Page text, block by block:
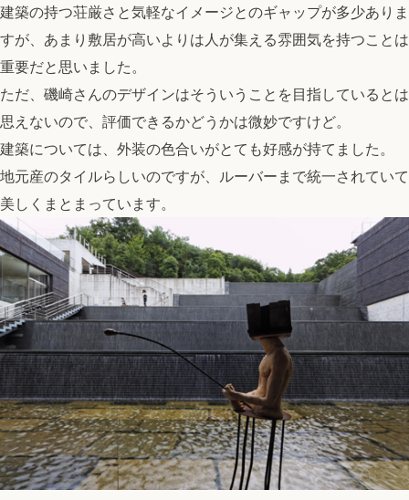
建築の持つ荘厳さと気軽なイメージとのギャップが多少ありま
すが、あまり敷居が高いよりは人が集える雰囲気を持つことは
重要だと思いました。
ただ、磯崎さんのデザインはそういうことを目指しているとは
思えないので、評価できるかどうかは微妙ですけど。
建築については、外装の色合いがとても好感が持てました。
地元産のタイルらしいのですが、ルーバーまで統一されていて
美しくまとまっています。